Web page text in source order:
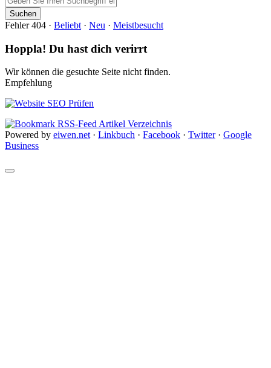
Fehler 404 · Beliebt · Neu · Meistbesucht
Hoppla! Du hast dich verirrt
Wir können die gesuchte Seite nicht finden.
Empfehlung
Powered by eiwen.net · Linkbuch · Facebook · Twitter· Google
Business